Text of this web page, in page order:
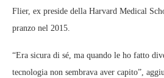
Flier, ex preside della Harvard Medical
pranzo nel 2015.
“Era sicura di sé, ma quando le ho fatto
tecnologia non sembrava aver capito”,